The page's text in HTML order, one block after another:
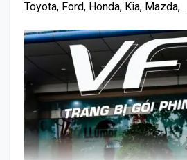
Toyota, Ford, Honda, Kia, Mazda,…